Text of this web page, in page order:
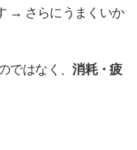
→ さらにうまくいか
ではなく、消耗・疲